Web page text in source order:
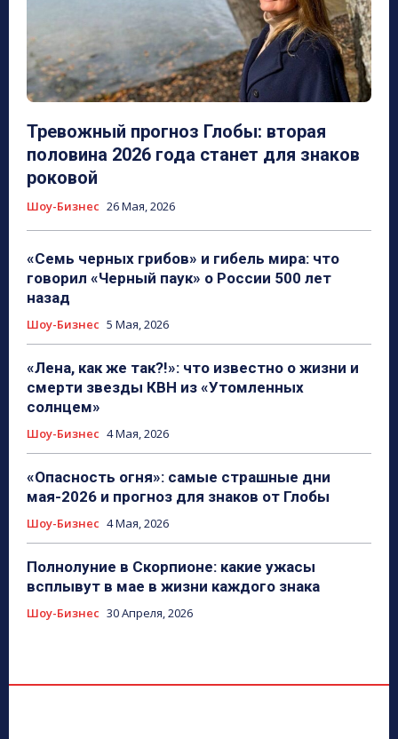
Тревожный прогноз Глобы: вторая
половина 2026 года станет для знаков
роковой
Шоу-Бизнес 26 Мая, 2026
«Семь черных грибов» и гибель мира: что
говорил «Черный паук» о России 500 лет
назад
Шоу-Бизнес 5 Мая, 2026
«Лена, как же так?!»: что известно о жизни и
смерти звезды КВН из «Утомленных
солнцем»
Шоу-Бизнес 4 Мая, 2026
«Опасность огня»: самые страшные дни
мая-2026 и прогноз для знаков от Глобы
Шоу-Бизнес 4 Мая, 2026
Полнолуние в Скорпионе: какие ужасы
всплывут в мае в жизни каждого знака
Шоу-Бизнес 30 Апреля, 2026